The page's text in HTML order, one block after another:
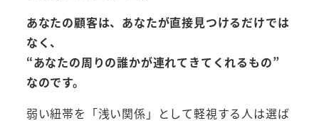
あなたの顧客は、あなたが直接見つけるだけでは
なく、
“あなたの周りの誰かが連れてきてくれるもの”
なのです。
弱い紐帯を「浅い関係」として軽視する人は選ば